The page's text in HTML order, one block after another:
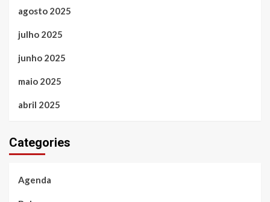
agosto 2025
julho 2025
junho 2025
maio 2025
abril 2025
Categories
Agenda